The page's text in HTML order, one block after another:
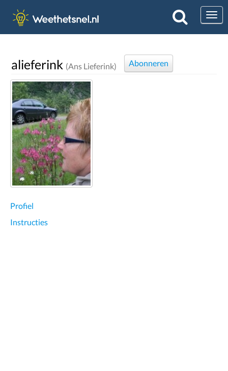
alieferink (Ans Lieferink) Abonneren
Profiel
Instructies